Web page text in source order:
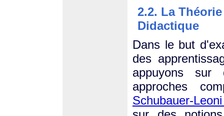
2.2. La
Didactique
Dans le but
des
appuyons sur
approches
Schubauer-